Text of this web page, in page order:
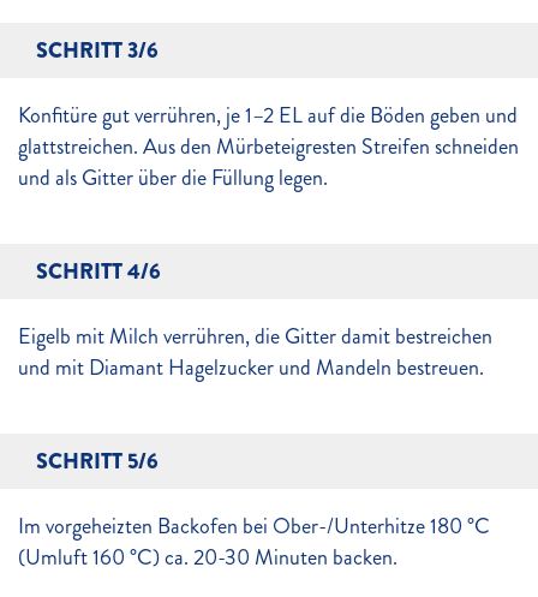
SCHRITT 3/6
Konfitüre gut verrühren, je 1–2 EL auf die Böden geben und
glattstreichen. Aus den Mürbeteigresten Streifen schneiden
und als Gitter über die Füllung legen.
SCHRITT 4/6
Eigelb mit Milch verrühren, die Gitter damit bestreichen
und mit Diamant Hagelzucker und Mandeln bestreuen.
SCHRITT 5/6
Im vorgeheizten Backofen bei Ober-/Unterhitze 180 °C
(Umluft 160 °C) ca. 20-30 Minuten backen.